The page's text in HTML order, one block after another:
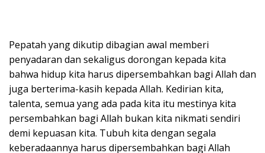
Pepatah yang dikutip dibagian awal memberi
penyadaran dan sekaligus dorongan kepada kita
bahwa hidup kita harus dipersembahkan bagi Allah dan
juga berterima-kasih kepada Allah. Kedirian kita,
talenta, semua yang ada pada kita itu mestinya kita
persembahkan bagi Allah bukan kita nikmati sendiri
demi kepuasan kita. Tubuh kita dengan segala
keberadaannya harus dipersembahkan bagi Allah